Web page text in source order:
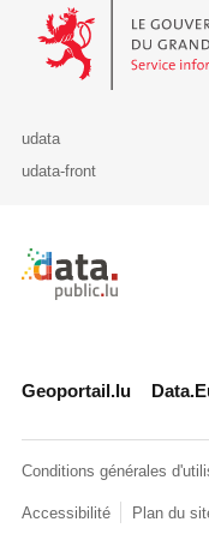
Le Gouvernement du
udata
udata-front
Retour à l'accueil
Geoportail.lu
Conditions générales
Accessibilité Plan du